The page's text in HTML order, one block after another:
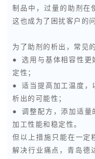
制品中，过量的助剂在
这也成为了困扰客户的
为了助剂的析出，常见
● 选用与基体相容性更
定性；
● 适当提高加工温度，
析出的可能性；
● 调整配方，添加适量
加工性能和稳定性。
但以上措施只能在一定
解决行业痛点，青岛德